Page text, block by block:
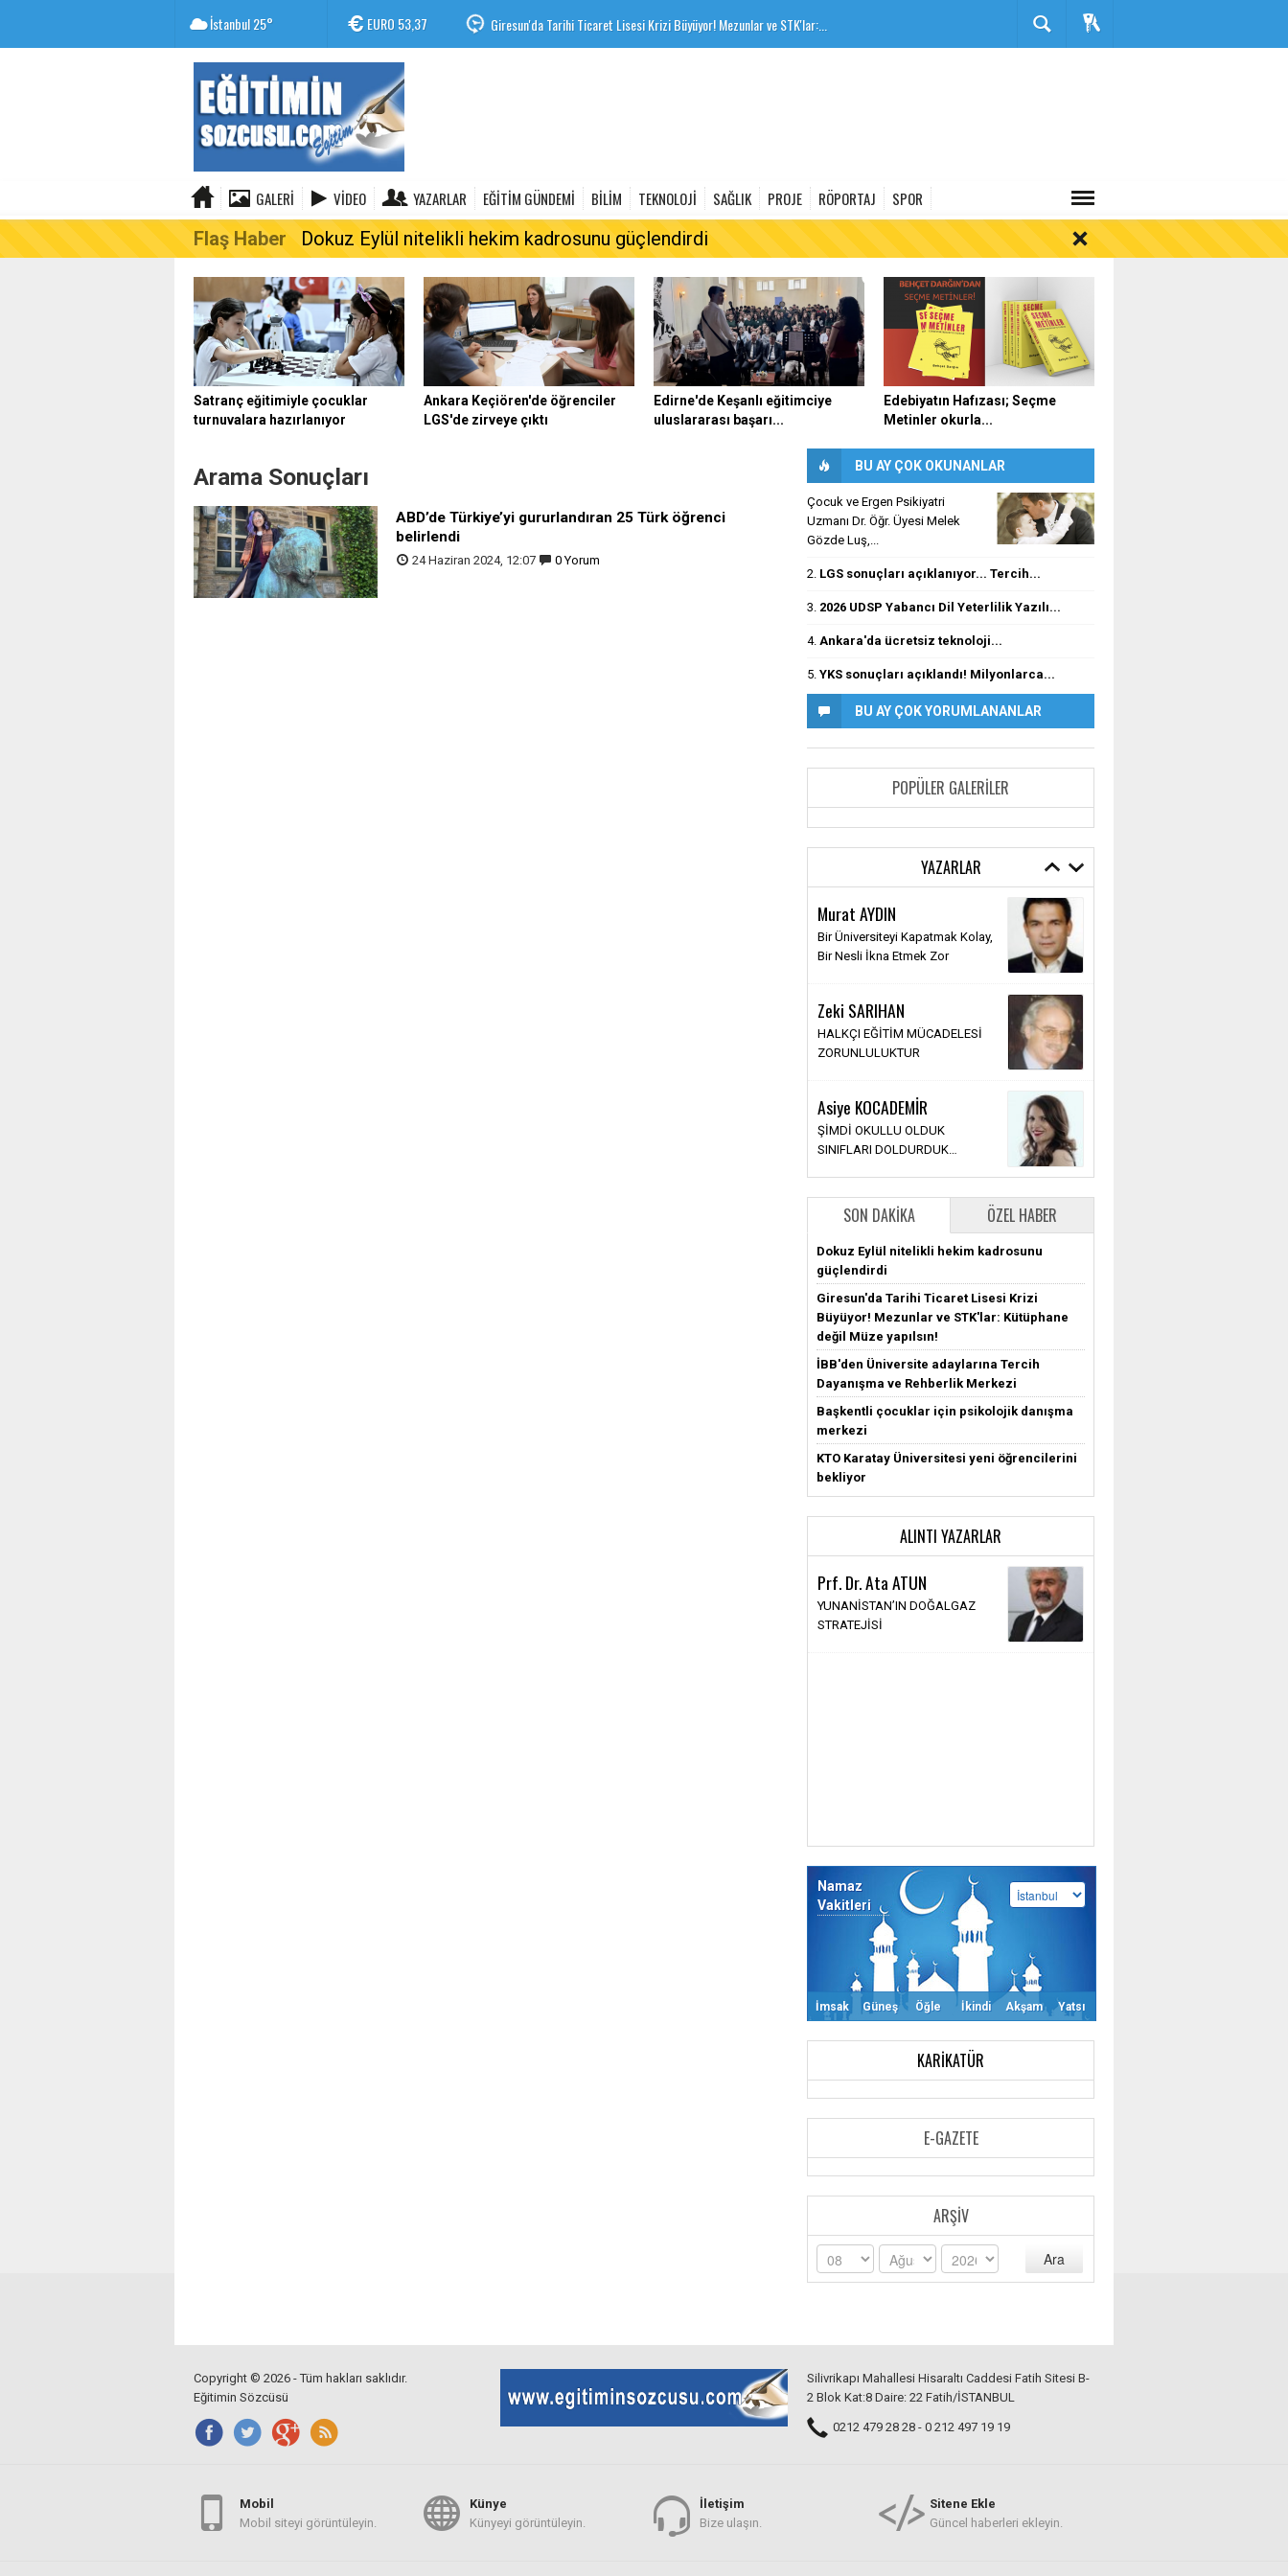
İstanbul25° EURO53,37 Giresun'da Tarihi Ticaret Lisesi Krizi Büyüyor! Mezunlar ve STK'lar:...
GALERI VIDEO YAZARLAR EĞİTİM GÜNDEMİ BİLİM TEKNOLOJİ SAĞLIK PROJE RÖPORTAJ SPOR
Flaş Haber Dokuz Eylül nitelikli hekim kadrosunu güçlendirdi
Satranç eğitimiyle çocuklar
turnuvalara hazırlanıyor
Ankara Keçiören'de öğrenciler
LGS'de zirveye çıktı
Edirne'de Keşanlı eğitimciye
uluslararası başarı...
Edebiyatın Hafızası; Seçme
Metinler okurla...
Arama Sonuçları
ABD’de Türkiye’yi gururlandıran 25 Türk öğrenci
belirlendi
24 Haziran 2024, 12:07 0 Yorum
BU AY ÇOK OKUNANLAR
Çocuk ve Ergen Psikiyatri
Uzmanı Dr. Öğr. Üyesi Melek
Gözde Luş,...
2. LGS sonuçları açıklanıyor... Tercih...
3. 2026 UDSP Yabancı Dil Yeterlilik Yazılı...
4. Ankara'da ücretsiz teknoloji...
5. YKS sonuçları açıklandı! Milyonlarca...
BU AY ÇOK YORUMLANANLAR
POPÜLER GALERILER
YAZARLAR
Murat AYDIN
Bir Üniversiteyi Kapatmak Kolay,
Bir Nesli İkna Etmek Zor
Zeki SARIHAN
HALKÇI EĞİTİM MÜCADELESİ
ZORUNLULUKTUR
Asiye KOCADEMİR
ŞİMDİ OKULLU OLDUK
SINIFLARI DOLDURDUK…
Gizem GÖKER
İlişkiler Üzerine Tavsiyeler;
Şimdiki Aklım Olsaydı…
İlkay Kumtepe
YENİ BAKANDAN BEKLENTİLER
Pınar Holt
Sosyal Hayata Dönmenin 7 Yolu
SON DAKIKA ÖZEL HABER
Dokuz Eylül nitelikli hekim kadrosunu
güçlendirdi
Giresun'da Tarihi Ticaret Lisesi Krizi
Büyüyor! Mezunlar ve STK'lar: Kütüphane
değil Müze yapılsın!
İBB'den Üniversite adaylarına Tercih
Dayanışma ve Rehberlik Merkezi
Başkentli çocuklar için psikolojik danışma
merkezi
KTO Karatay Üniversitesi yeni öğrencilerini
bekliyor
ALINTI YAZARLAR
Prf. Dr. Ata ATUN
YUNANİSTAN’IN DOĞALGAZ
STRATEJİSİ
Namaz
Vakitleri
İmsak Güneş Öğle İkindi Akşam Yatsı
KARIKATÜR
E-GAZETE
ARŞIV
Ara
Copyright © 2026 - Tüm hakları saklıdır.
Eğitimin Sözcüsü
Silivrikapı Mahallesi Hisaraltı Caddesi Fatih Sitesi B-
2 Blok Kat:8 Daire: 22 Fatih/İSTANBUL
0212 479 28 28 - 0 212 497 19 19
Mobil
Mobil siteyi görüntüleyin.
Künye
Künyeyi görüntüleyin.
İletişim
Bize ulaşın.
Sitene Ekle
Güncel haberleri ekleyin.